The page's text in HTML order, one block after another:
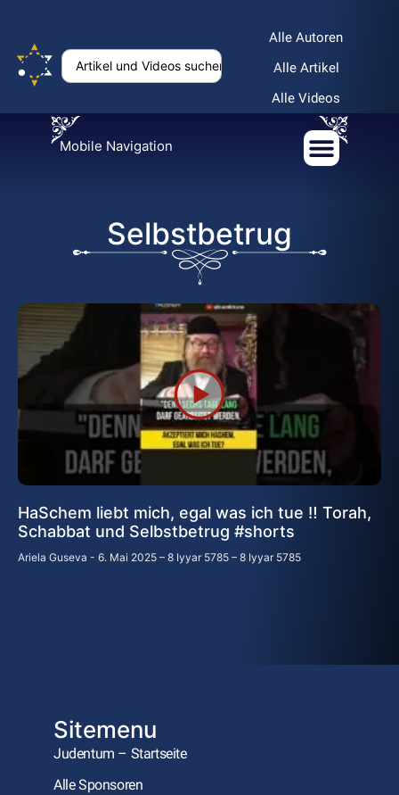
Alle Autoren
Alle Artikel
Alle Videos
Mobile Navigation
Selbstbetrug
HaSchem liebt mich, egal was ich tue ‼️ Torah,
Schabbat und Selbstbetrug #shorts
Ariela Guseva 6. Mai 2025 – 8 Iyyar 5785 – 8 Iyyar 5785
Sitemenu
Judentum – Startseite
Alle Sponsoren